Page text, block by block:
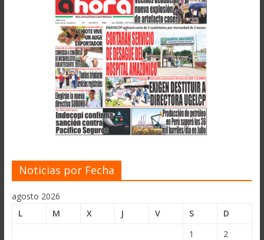
Noticias por Fecha
agosto 2026
L
M X J V S
D
1
2